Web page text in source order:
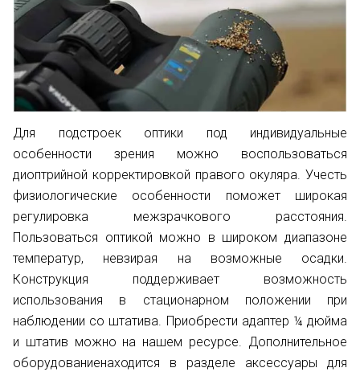
Для подстроек оптики под индивидуальные
особенности зрения можно воспользоваться
диоптрийной корректировкой правого окуляра. Учесть
физиологические особенности поможет широкая
регулировка межзрачкового расстояния.
Пользоваться оптикой можно в широком диапазоне
температур, невзирая на возможные осадки.
Конструкция поддерживает возможность
использования в стационарном положении при
наблюдении со штатива. Приобрести адаптер ¼ дюйма
и штатив можно на нашем ресурсе. Дополнительное
оборудованиенаходится в разделе аксессуары для